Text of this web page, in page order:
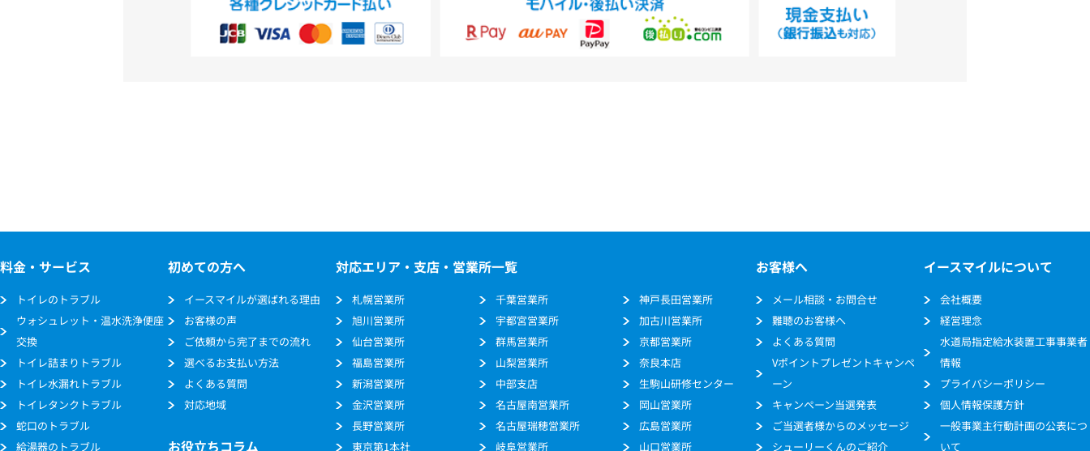
料金・サービス
トイレのトラブル
ウォシュレット・温水洗浄便座
交換
トイレ詰まりトラブル
トイレ水漏れトラブル
トイレタンクトラブル
蛇口のトラブル
給湯器のトラブル
初めての方へ
イースマイルが選ばれる理由
お客様の声
ご依頼から完了までの流れ
選べるお支払い方法
よくある質問
対応地域
お役立ちコラム
対応エリア・支店・営業所一覧
札幌営業所
旭川営業所
仙台営業所
福島営業所
新潟営業所
金沢営業所
長野営業所
東京第1本社
千葉営業所
宇都宮営業所
群馬営業所
山梨営業所
中部支店
名古屋南営業所
名古屋瑞穂営業所
岐阜営業所
神戸長田営業所
加古川営業所
京都営業所
奈良本店
生駒山研修センター
岡山営業所
広島営業所
山口営業所
お客様へ
メール相談・お問合せ
難聴のお客様へ
よくある質問
Vポイントプレゼントキャンペ
ーン
キャンペーン当選発表
ご当選者様からのメッセージ
シューリーくんのご紹介
イースマイルについて
会社概要
経営理念
水道局指定給水装置工事事業者
情報
プライバシーポリシー
個人情報保護方針
一般事業主行動計画の公表につ
いて